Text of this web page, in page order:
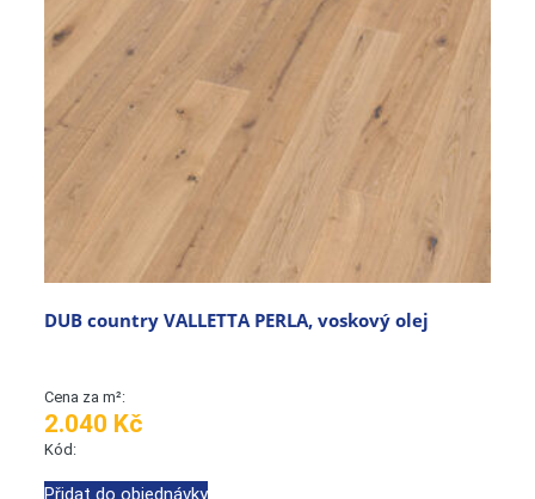
DUB country VALLETTA PERLA, voskový olej
Cena za m²:
2.040 Kč
Kód:
Přidat do objednávky